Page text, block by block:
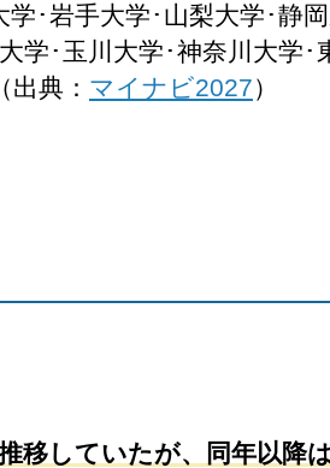
･岩手大学･山梨大学･静岡
学･玉川大学･神奈川大学･
典： マイナビ2027）
移していたが、同年以降